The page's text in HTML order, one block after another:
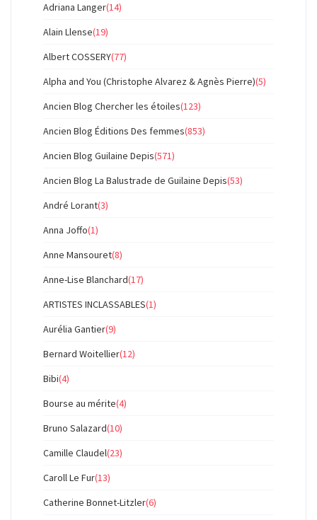
Adriana Langer(14)
Alain Llense(19)
Albert COSSERY(77)
Alpha and You (Christophe Alvarez & Agnès Pierre)(5)
Ancien Blog Chercher les étoiles(123)
Ancien Blog Éditions Des femmes(853)
Ancien Blog Guilaine Depis(571)
Ancien Blog La Balustrade de Guilaine Depis(53)
André Lorant(3)
Anna Joffo(1)
Anne Mansouret(8)
Anne-Lise Blanchard(17)
ARTISTES INCLASSABLES(1)
Aurélia Gantier(9)
Bernard Woitellier(12)
Bibi(4)
Bourse au mérite(4)
Bruno Salazard(10)
Camille Claudel(23)
Caroll Le Fur(13)
Catherine Bonnet-Litzler(6)